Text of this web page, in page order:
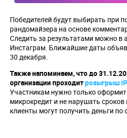
Победителей будут выбирать при
рандомайзера на основе
Следить за результатами можно в
Инстаграм. Ближайшие даты
30 декабря.
Также напоминаем, что до
организации проходитрозыгрыш
Участникам нужно только
микрокредит и не нарушать
клиенты могут получить деньги по